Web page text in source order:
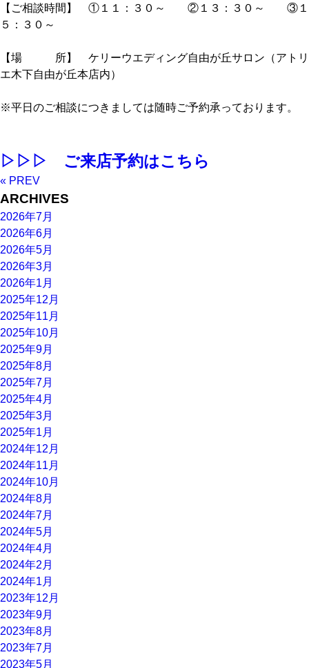
【ご相談時間】 ①１１：３０～ ②１３：３０～ ③１
５：３０～
【場 所】 ケリーウエディング自由が丘サロン（アトリ
エ木下自由が丘本店内）
※平日のご相談につきましては随時ご予約承っております。
▷▷▷ ご来店予約はこちら
« PREV
ARCHIVES
2026年7月
2026年6月
2026年5月
2026年3月
2026年1月
2025年12月
2025年11月
2025年10月
2025年9月
2025年8月
2025年7月
2025年4月
2025年3月
2025年1月
2024年12月
2024年11月
2024年10月
2024年8月
2024年7月
2024年5月
2024年4月
2024年2月
2024年1月
2023年12月
2023年9月
2023年8月
2023年7月
2023年5月